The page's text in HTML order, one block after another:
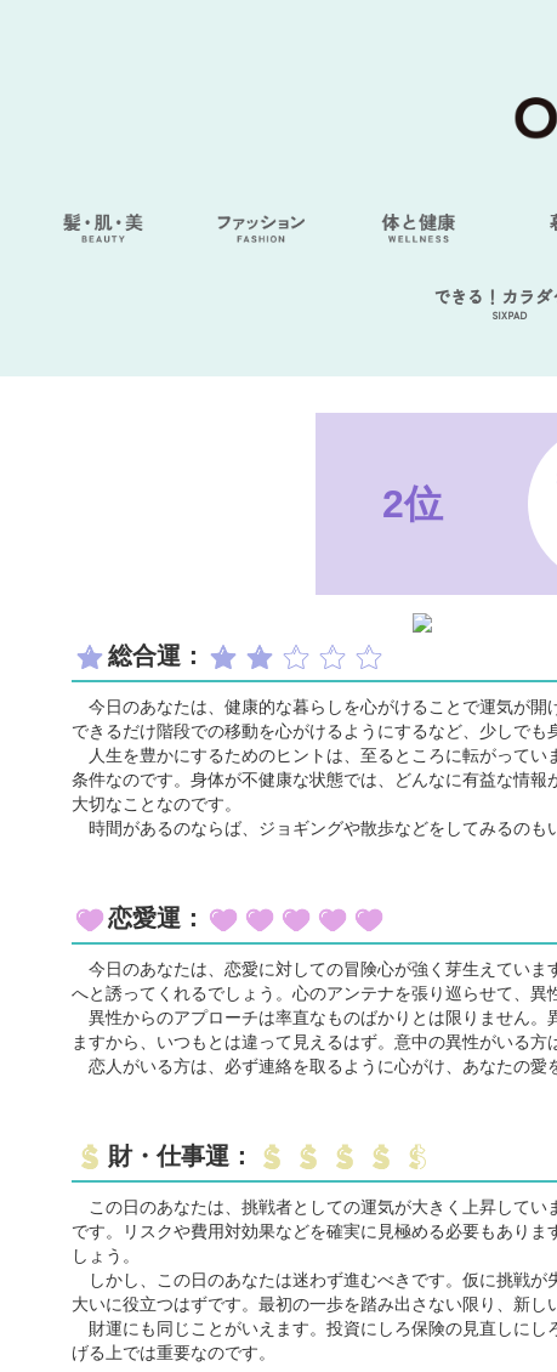
できる！カラダ
SIXPAD
2位
総合運：
今日のあなたは、健康的な暮らしを心がけることで運気が開
できるだけ階段での移動を心がけるようにするなど、少しで
人生を豊かにするためのヒントは、至るところに転がって
条件なのです。身体が不健康な状態では、どんなに有益な情
大切なことなのです。
時間があるのならば、ジョギングや散歩などをしてみるのも
恋愛運：
今日のあなたは、恋愛に対しての冒険心が強く芽生えていま
へと誘ってくれるでしょう。心のアンテナを張り巡らせて、
異性からのアプローチは率直なものばかりとは限りません
ますから、いつもとは違って見えるはず。意中の異性がいる
恋人がいる方は、必ず連絡を取るように心がけ、あなたの愛
財・仕事運：
この日のあなたは、挑戦者としての運気が大きく上昇して
です。リスクや費用対効果などを確実に見極める必要もあり
しょう。
しかし、この日のあなたは迷わず進むべきです。仮に挑戦が
大いに役立つはずです。最初の一歩を踏み出さない限り、新し
財運にも同じことがいえます。投資にしろ保険の見直しにし
げる上では重要なのです。